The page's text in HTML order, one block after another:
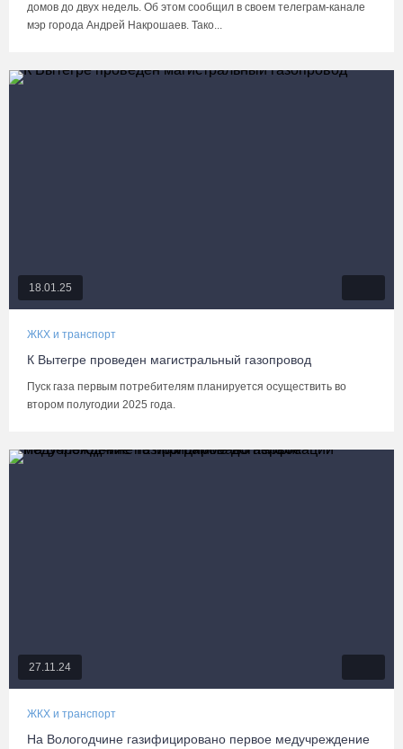
домов до двух недель. Об этом сообщил в своем телеграм-канале
мэр города Андрей Накрошаев. Тако...
18.01.25
ЖКХ и транспорт
К Вытегре проведен магистральный газопровод
Пуск газа первым потребителям планируется осуществить во
втором полугодии 2025 года.
27.11.24
ЖКХ и транспорт
На Вологодчине газифицировано первое медучреждение